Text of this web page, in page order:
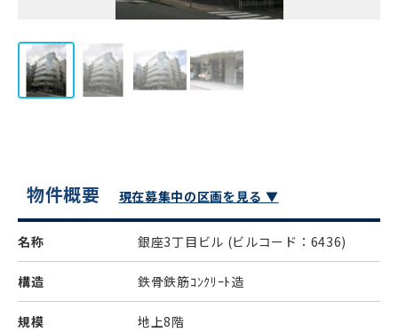
物件概要 現在募集中の区画を見る ▼
名称 銀座3丁目ビル (ビルコード：6436)
構造 鉄骨鉄筋ｺﾝｸﾘｰﾄ造
規模 地上8階